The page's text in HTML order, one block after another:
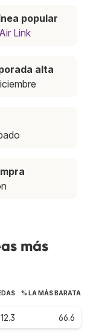
popular
Air Link
alta
más
% LA MÁS BARATA
12.3 66.6